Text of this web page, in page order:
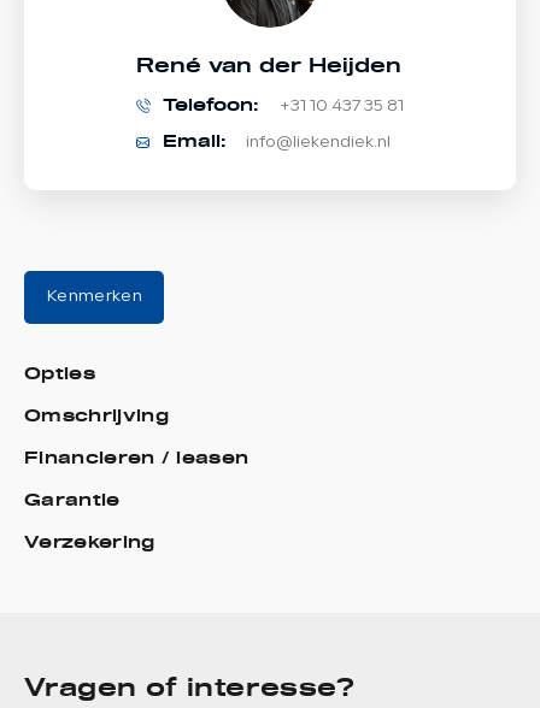
René van der Heijden
Telefoon: +31 10 437 35 81
Email: info@liekendiek.nl
Kenmerken
Opties
Omschrijving
Financieren / leasen
Garantie
Verzekering
Vragen of interesse?